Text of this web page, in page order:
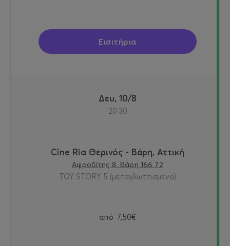
Εισιτήρια
Δευ, 10/8
20:30
Cine Ria Θερινός - Βάρη, Αττική
Αφροδίτης 8, Βάρη 166 72
TOY STORY 5 (μεταγλωττισμενο)
από 7,50€